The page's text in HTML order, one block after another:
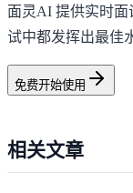
面灵AI 提供实时
试中都发挥出最佳
免费开始使用
相关文章